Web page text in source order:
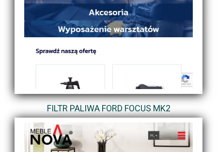
FILTR PALIWA FORD FOCUS MK2